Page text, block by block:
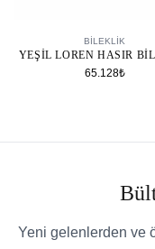
BİLEKLİK
YEŞIL LOREN HASIR
65.128₺
Yeni gelenlerden ve